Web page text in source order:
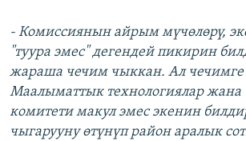
- Комиссиянын айрым мүчөлөрү,
"туура эмес" дегендей пикирин
жараша чечим чыккан. Ал
Маалыматтык технологиялар
комитети макул эмес экенин
чыгарууну өтүнүп район аралык